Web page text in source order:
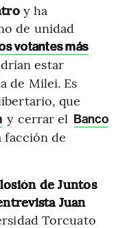
y ha
de unidad
votantes más
estar
de Milei. Es
que
y cerrar el Banco
facción de
de Juntos
Juan
Torcuato